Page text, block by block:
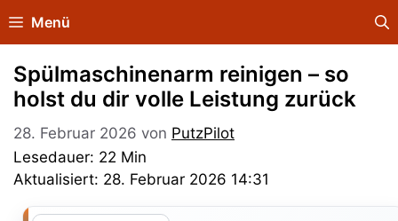
Inhalt
Menü
Spülmaschinenarm reinigen – so
holst du dir volle Leistung zurück
28. Februar 2026 von PutzPilot
Lesedauer: 22 Min
Aktualisiert: 28. Februar 2026 14:31